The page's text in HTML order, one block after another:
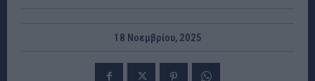
18 Νοεμβρίου, 2025